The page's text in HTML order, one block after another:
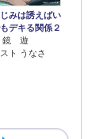
みは誘えばい
デキる関係２
鏡 遊
ト うなさ